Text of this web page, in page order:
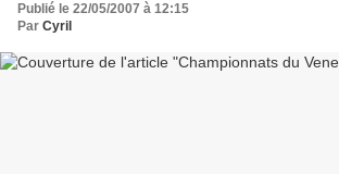
Publié le 22/05/2007 à 12:15
Par Cyril